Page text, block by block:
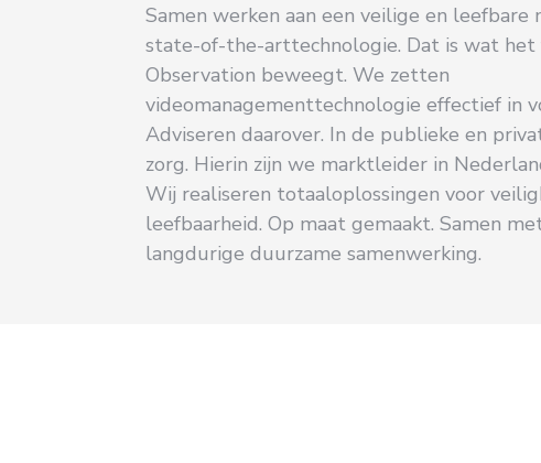
Samen werken aan een veilige en leefbare
state-of-the-arttechnologie. Dat is wat het
Observation beweegt. We zetten
videomanagementtechnologie effectief in
Adviseren daarover. In de publieke en
zorg. Hierin zijn we marktleider in
Wij realiseren totaaloplossingen voor
leefbaarheid. Op maat gemaakt. Samen
langdurige duurzame samenwerking.